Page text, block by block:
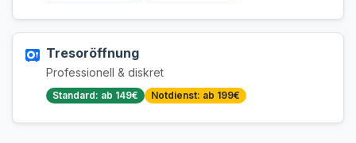
Tresoröffnung
Professionell & diskret
Standard: ab 149€ Notdienst: ab 199€